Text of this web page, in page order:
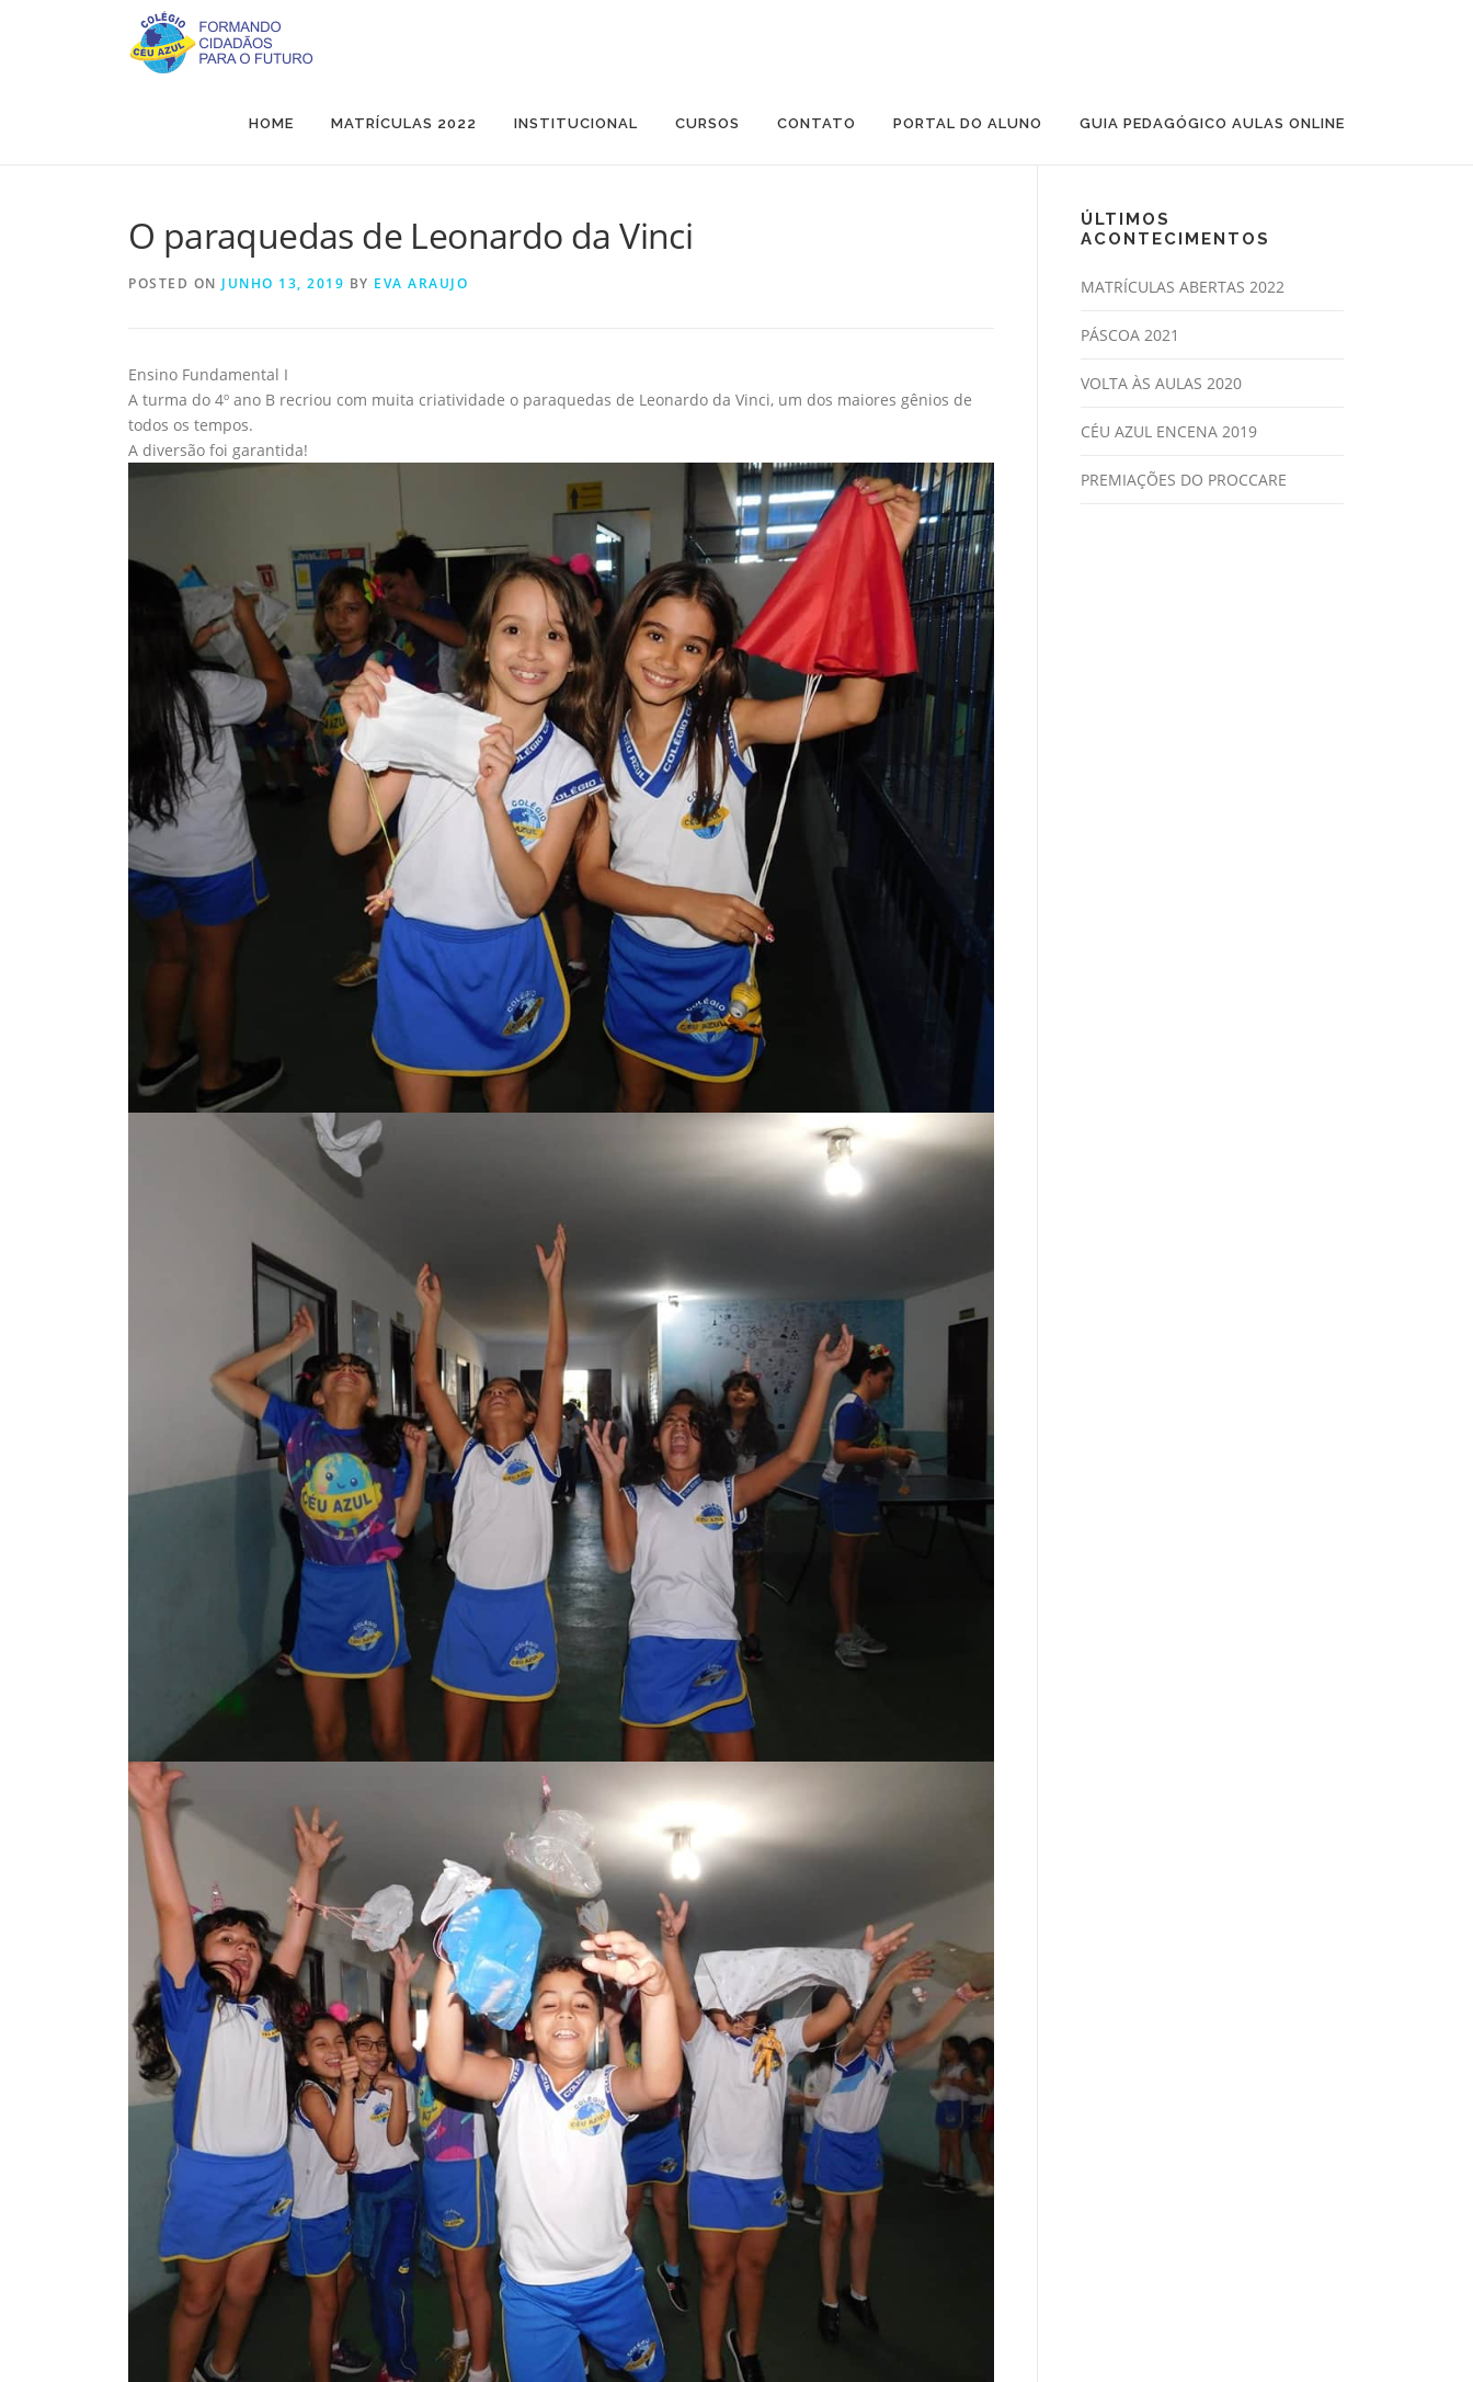
HOME MATRÍCULAS 2022 INSTITUCIONAL CURSOS CONTATO PORTAL DO ALUNO GUIA PEDAGÓGICO AULAS ONLINE
O paraquedas de Leonardo da Vinci
POSTED ON JUNHO 13, 2019 BY EVA ARAUJO
Ensino Fundamental I
A turma do 4º ano B recriou com muita criatividade o paraquedas de Leonardo da Vinci, um dos maiores gênios de
todos os tempos.
A diversão foi garantida!
ÚLTIMOS
ACONTECIMENTOS
MATRÍCULAS ABERTAS 2022
PÁSCOA 2021
VOLTA ÀS AULAS 2020
CÉU AZUL ENCENA 2019
PREMIAÇÕES DO PROCCARE